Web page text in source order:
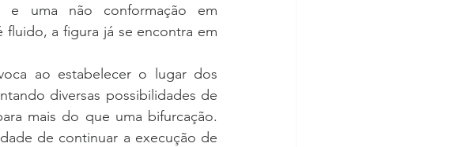
uma não conformação em
a figura já se encontra em
ao estabelecer o lugar dos
diversas possibilidades de
mais do que uma bifurcação.
de continuar a execução de